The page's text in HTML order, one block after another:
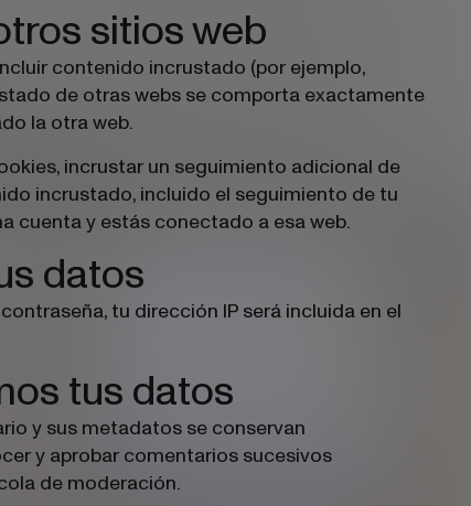
sitios web
contenido incrustado (por ejemplo,
de otras webs se comporta exactamente
la otra web.
incrustar un seguimiento adicional de
incrustado, incluido el seguimiento de tu
cuenta y estás conectado a esa web.
datos
tu dirección IP será incluida en el
tus datos
y sus metadatos se conservan
y aprobar comentarios sucesivos
de moderación.